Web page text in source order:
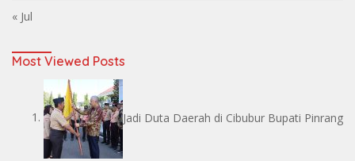
« Jul
Most Viewed Posts
Jadi Duta Daerah di Cibubur Bupati Pinrang